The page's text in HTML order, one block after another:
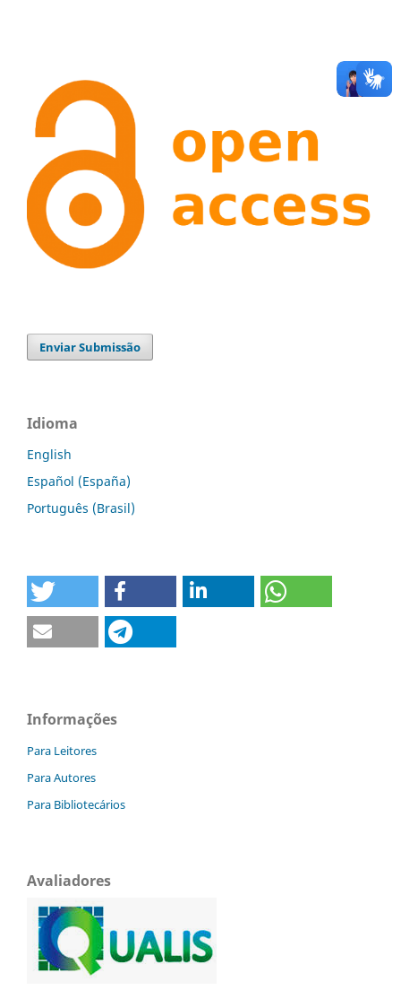
Enviar Submissão
Idioma
English
Español (España)
Português (Brasil)
Informações
Para Leitores
Para Autores
Para Bibliotecários
Avaliadores